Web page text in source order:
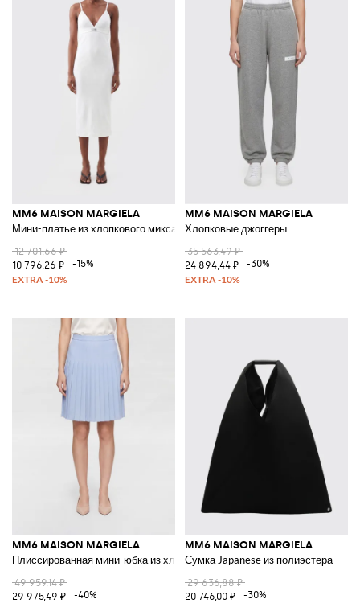
MM6 MAISON MARGIELA
Мини-платье из хлопкового микса
12 701,66 ₽
10 796,26 ₽
-15%
MM6 MAISON MARGIELA
Хлопковые джоггеры
35 563,49 ₽
24 894,44 ₽
-30%
MM6 MAISON MARGIELA
Плиссированная мини-юбка из хлопкового поплина с высокой талией
49 959,14 ₽
29 975,49 ₽
-40%
MM6 MAISON MARGIELA
Сумка Japanese из полиэстера
29 636,88 ₽
20 746,00 ₽
-30%